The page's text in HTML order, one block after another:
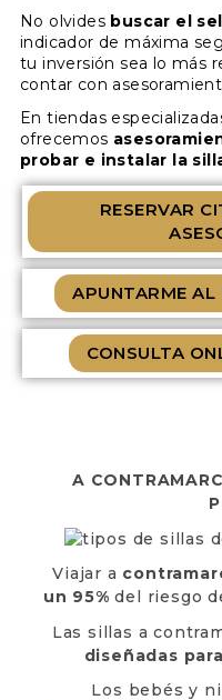
No olvides buscar el
indicador de máxima
tu inversión sea lo más
contar con
En tiendas
ofrecemos
probar e instalar la
RESERVAR
APUNTARME AL
CONSULTA
A
Viajar a
un 95% del riesgo
Las sillas a
diseñadas
Los bebés y